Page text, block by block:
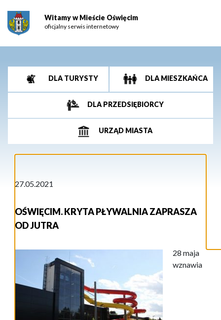
Witamy w Mieście Oświęcim
oficjalny serwis internetowy
DLA TURYSTY DLA MIESZKAŃCA
DLA PRZEDSIĘBIORCY
URZĄD MIASTA
27.05.2021
OŚWIĘCIM. KRYTA PŁYWALNIA ZAPRASZA
OD JUTRA
28 maja
wznawia